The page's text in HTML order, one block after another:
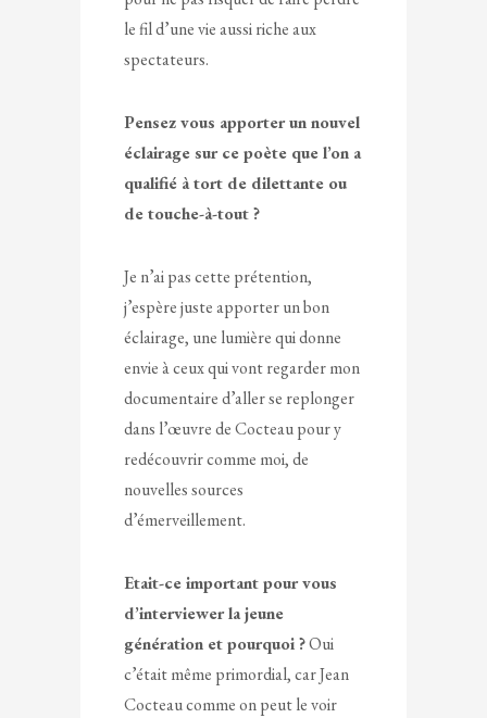
le fil d’une vie aussi riche aux
spectateurs.
Pensez vous apporter un nouvel
éclairage sur ce poète que l’on a
qualifié à tort de dilettante ou
de touche-à-tout ?
Je n’ai pas cette prétention,
j’espère juste apporter un bon
éclairage, une lumière qui donne
envie à ceux qui vont regarder mon
documentaire d’aller se replonger
dans l’œuvre de Cocteau pour y
redécouvrir comme moi, de
nouvelles sources
d’émerveillement.
Etait-ce important pour vous
d’interviewer la jeune
génération et pourquoi ?Oui
c’était même primordial, car Jean
Cocteau comme on peut le voir